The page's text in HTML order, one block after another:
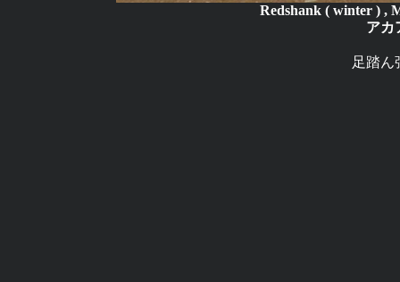
Redshank ( winter ) ,
アカ
足踏